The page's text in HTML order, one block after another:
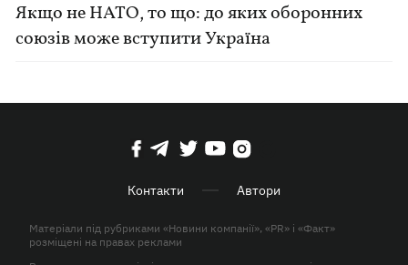
Якщо не НАТО, то що: до яких оборонних
союзів може вступити Україна
Контакти Автори
Матеріали під рубриками «Новини компанії», «PR» і «Факт»
розміщені на правах реклами